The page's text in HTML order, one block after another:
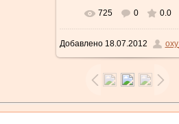
В реальном размере
600x800 / 153.5Kb
725 0 0.0
Добавлено18.07.2012